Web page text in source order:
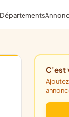
Départements
Ajoutez contact, activités, photos et